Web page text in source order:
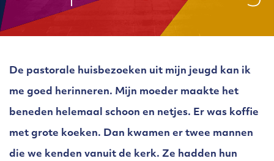
De pastorale huisbezoeken uit mijn jeugd kan ik
me goed herinneren. Mijn moeder maakte het
beneden helemaal schoon en netjes. Er was koffie
met grote koeken. Dan kwamen er twee mannen
die we kenden vanuit de kerk. Ze hadden hun